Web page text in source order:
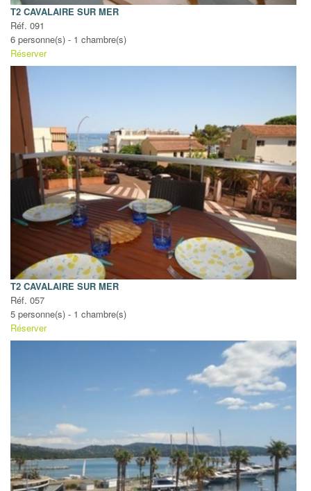
T2 CAVALAIRE SUR MER
Réf. 091
6 personne(s) - 1 chambre(s)
Réserver
T2 CAVALAIRE SUR MER
Réf. 057
5 personne(s) - 1 chambre(s)
Réserver